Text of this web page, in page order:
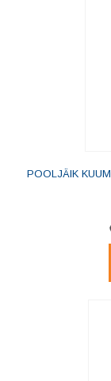
POOLJÄIK